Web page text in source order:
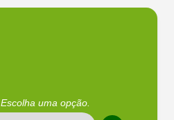
Escolha uma opção.